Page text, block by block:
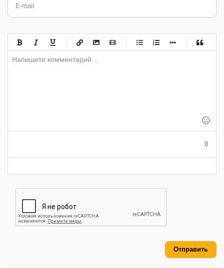
E-mail
-
-
-
-
0
Отправить